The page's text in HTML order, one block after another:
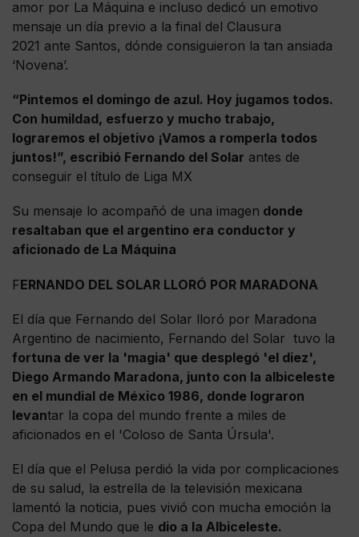
amor por La Máquina e incluso dedicó un emotivo
mensaje un día previo a la final del Clausura
2021 ante Santos, dónde consiguieron la tan ansiada
‘Novena’.
“Pintemos el domingo de azul. Hoy jugamos todos.
Con humildad, esfuerzo y mucho trabajo,
lograremos el objetivo ¡Vamos a romperla todos
juntos!”, escribió Fernando del Solar antes de
conseguir el título de Liga MX
Su mensaje lo acompañó de una imagen donde
resaltaban que el argentino era conductor y
aficionado de La Máquina
FERNANDO DEL SOLAR LLORÓ POR MARADONA
El día que Fernando del Solar lloró por Maradona
Argentino de nacimiento, Fernando del Solar tuvo la
fortuna de ver la 'magia' que desplegó 'el diez',
Diego Armando Maradona, junto con la albiceleste
en el mundial de México 1986, donde lograron
levantar la copa del mundo frente a miles de
aficionados en el 'Coloso de Santa Úrsula'.
El día que el Pelusa perdió la vida por complicaciones
de su salud, la estrella de la televisión mexicana
lamentó la noticia, pues vivió con mucha emoción la
Copa del Mundo que le dio a la Albiceleste.